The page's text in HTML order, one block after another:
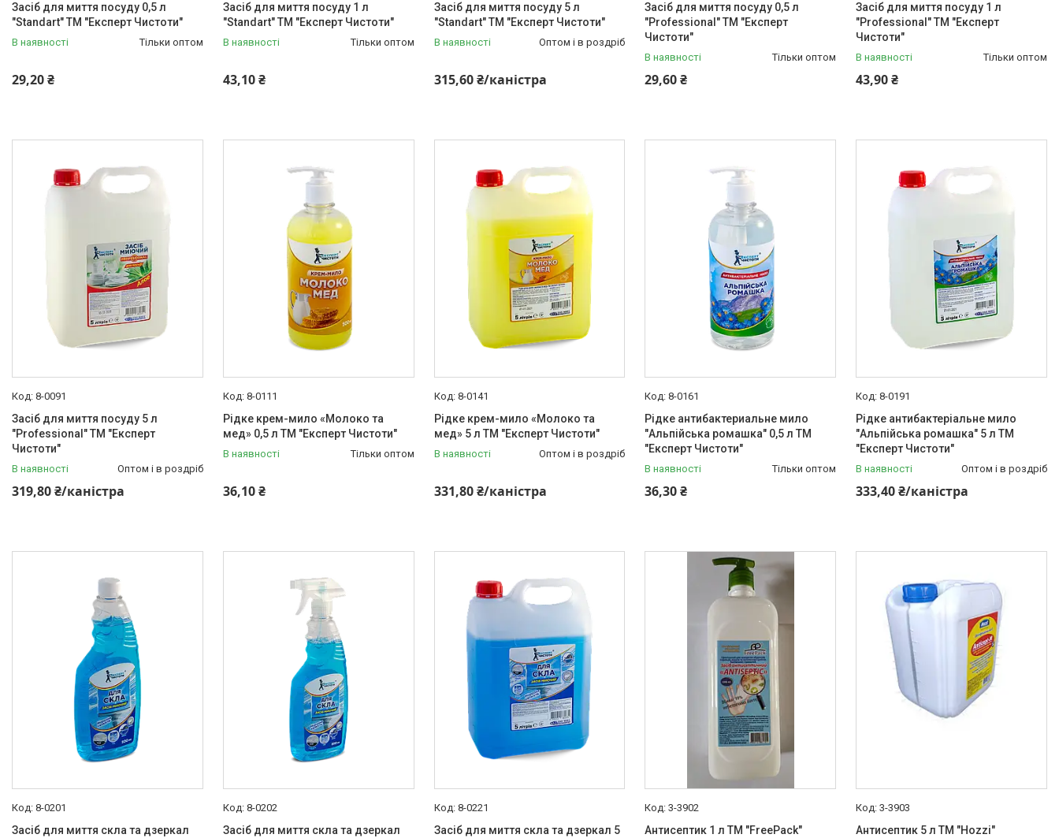
Засіб для миття посуду 0,5 л
"Standart" ТМ "Експерт Чистоти"
В наявності Тільки оптом
29,20 ₴
Засіб для миття посуду 1 л
"Standart" ТМ "Експерт Чистоти"
В наявності Тільки оптом
43,10 ₴
Засіб для миття посуду 5 л
"Standart" ТМ "Експерт Чистоти"
В наявності Оптом і в роздріб
315,60 ₴/каністра
Засіб для миття посуду 0,5 л
"Professional" ТМ "Експерт
Чистоти"
В наявності Тільки оптом
29,60 ₴
Засіб для миття посуду 1 л
"Professional" ТМ "Експерт
Чистоти"
В наявності Тільки оптом
43,90 ₴
8-0091
Засіб для миття посуду 5 л
"Professional" ТМ "Експерт
Чистоти"
В наявності Оптом і в роздріб
319,80 ₴/каністра
8-0111
Рідке крем-мило «Молоко та
мед» 0,5 л ТМ "Експерт Чистоти"
В наявності Тільки оптом
36,10 ₴
8-0141
Рідке крем-мило «Молоко та
мед» 5 л ТМ "Експерт Чистоти"
В наявності Оптом і в роздріб
331,80 ₴/каністра
8-0161
Рідке антибактериальне мило
"Альпійська ромашка" 0,5 л ТМ
"Експерт Чистоти"
В наявності Тільки оптом
36,30 ₴
8-0191
Рідке антибактеріальне мило
"Альпійська ромашка" 5 л ТМ
"Експерт Чистоти"
В наявності Оптом і в роздріб
333,40 ₴/каністра
8-0201
Засіб для миття скла та дзеркал
8-0202
Засіб для миття скла та дзеркал
8-0221
Засіб для миття скла та дзеркал 5
3-3902
Антисептик 1 л TM "FreePack"
3-3903
Антисептик 5 л TM "Hozzi"